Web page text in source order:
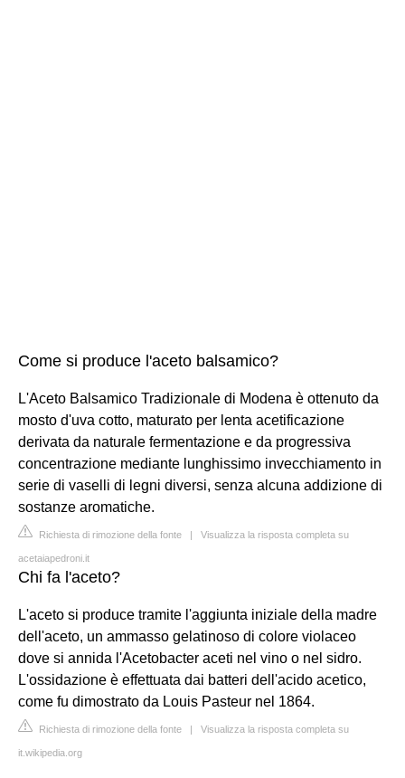
Come si produce l'aceto balsamico?
L'Aceto Balsamico Tradizionale di Modena è ottenuto da
mosto d'uva cotto, maturato per lenta acetificazione
derivata da naturale fermentazione e da progressiva
concentrazione mediante lunghissimo invecchiamento in
serie di vaselli di legni diversi, senza alcuna addizione di
sostanze aromatiche.
Richiesta di rimozione della fonte | Visualizza la risposta completa su
acetaiapedroni.it
Chi fa l'aceto?
L'aceto si produce tramite l'aggiunta iniziale della madre
dell'aceto, un ammasso gelatinoso di colore violaceo
dove si annida l'Acetobacter aceti nel vino o nel sidro.
L'ossidazione è effettuata dai batteri dell'acido acetico,
come fu dimostrato da Louis Pasteur nel 1864.
Richiesta di rimozione della fonte | Visualizza la risposta completa su
it.wikipedia.org